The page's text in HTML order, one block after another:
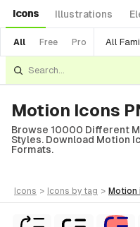
Icons Illustrations
All Free Pro All
Motion Icons
Browse 10000 Different
Styles. Download Motion
Formats.
icons > icons by tag > motion